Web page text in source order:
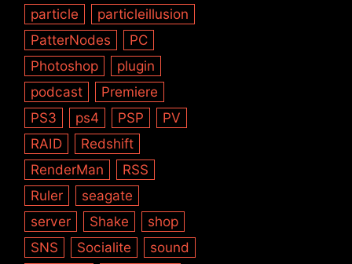
particle
particleillusion
PatterNodes
PC
Photoshop
plugin
podcast
Premiere
PS3
ps4 PSP
PV
RAID
Redshift
RenderMan
RSS
Ruler
seagate
server
Shake
shop
SNS
Socialite
sound